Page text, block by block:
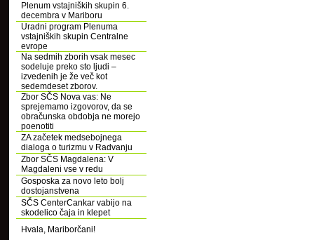
Plenum vstajniških skupin 6.
decembra v Mariboru
Uradni program Plenuma
vstajniških skupin Centralne
evrope
Na sedmih zborih vsak mesec
sodeluje preko sto ljudi –
izvedenih je že več kot
sedemdeset zborov.
Zbor SČS Nova vas: Ne
sprejemamo izgovorov, da se
obračunska obdobja ne morejo
poenotiti
ZA začetek medsebojnega
dialoga o turizmu v Radvanju
Zbor SČS Magdalena: V
Magdaleni vse v redu
Gosposka za novo leto bolj
dostojanstvena
SČS CenterCankar vabijo na
skodelico čaja in klepet
Hvala, Mariborčani!